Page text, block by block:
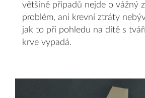
většině případů nejde o vážný
problém, ani krevní ztráty
jak to při pohledu na dítě s
krve vypadá.